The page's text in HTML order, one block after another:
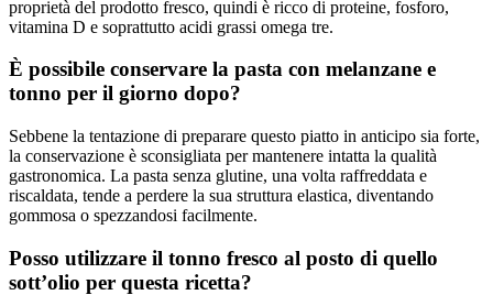
proprietà del prodotto fresco, quindi è ricco di proteine, fosforo,
vitamina D e soprattutto acidi grassi omega tre.
È possibile conservare la pasta con melanzane e
tonno per il giorno dopo?
Sebbene la tentazione di preparare questo piatto in anticipo sia forte,
la conservazione è sconsigliata per mantenere intatta la qualità
gastronomica. La pasta senza glutine, una volta raffreddata e
riscaldata, tende a perdere la sua struttura elastica, diventando
gommosa o spezzandosi facilmente.
Posso utilizzare il tonno fresco al posto di quello
sott’olio per questa ricetta?